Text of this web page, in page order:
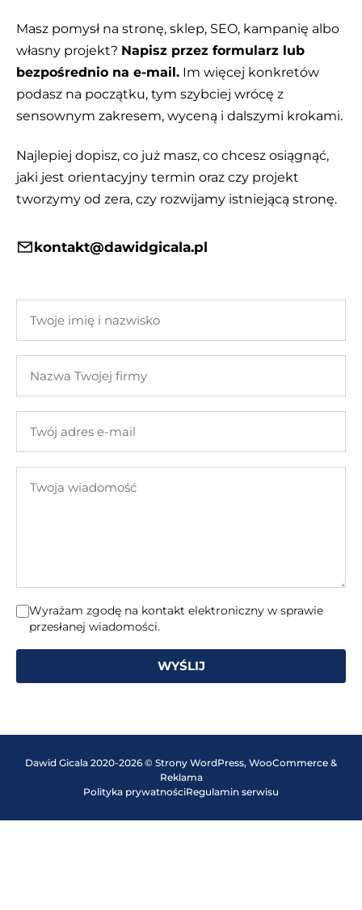
Masz pomysł na stronę, sklep, SEO, kampanię albo
własny projekt? Napisz przez formularz lub
bezpośrednio na e-mail. Im więcej konkretów
podasz na początku, tym szybciej wrócę z
sensownym zakresem, wyceną i dalszymi krokami.
Najlepiej dopisz, co już masz, co chcesz osiągnąć,
jaki jest orientacyjny termin oraz czy projekt
tworzymy od zera, czy rozwijamy istniejącą stronę.
kontakt@dawidgicala.pl
imię
nazwisko
Twojej
adres
mail
wiadomość
Wyrażam zgodę na kontakt elektroniczny w sprawie
przesłanej wiadomości.
WYŚLIJ
Dawid Gicala 2020-2026 © Strony WordPress, WooCommerce &
Reklama
Polityka prywatnościRegulamin serwisu